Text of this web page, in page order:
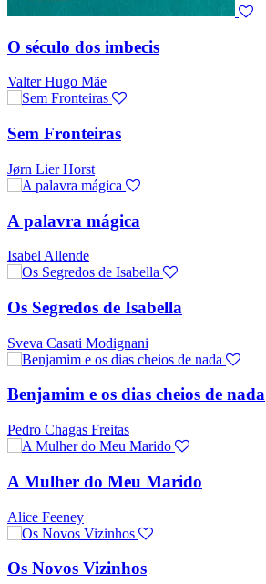
O século dos imbecis
Valter Hugo Mãe
Sem Fronteiras
Jørn Lier Horst
A palavra mágica
Isabel Allende
Os Segredos de Isabella
Sveva Casati Modignani
Benjamim e os dias cheios de nada
Pedro Chagas Freitas
A Mulher do Meu Marido
Alice Feeney
Os Novos Vizinhos